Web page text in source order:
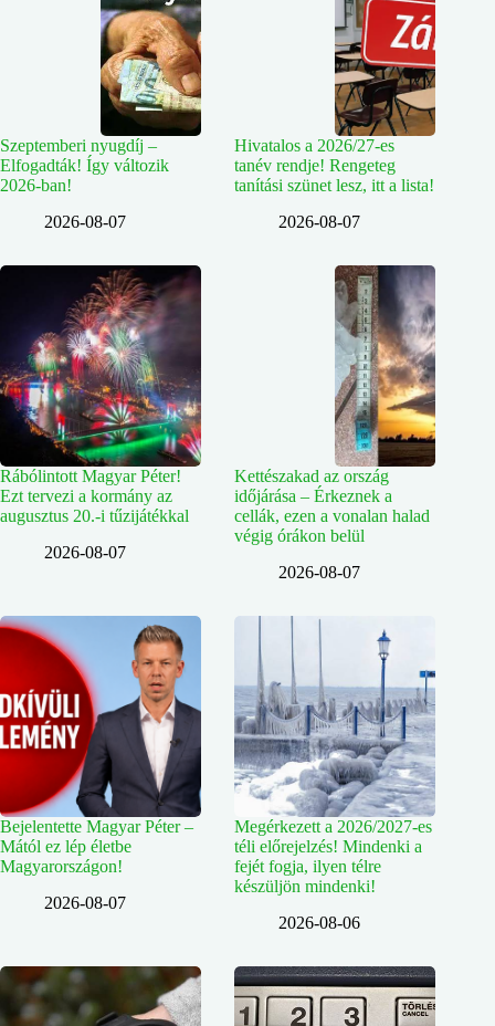
Szeptemberi nyugdíj –
Elfogadták! Így változik
2026-ban!
2026-08-07
Hivatalos a 2026/27-es
tanév rendje! Rengeteg
tanítási szünet lesz, itt a lista!
2026-08-07
Rábólintott Magyar Péter!
Ezt tervezi a kormány az
augusztus 20.-i tűzijátékkal
2026-08-07
Kettészakad az ország
időjárása – Érkeznek a
cellák, ezen a vonalan halad
végig órákon belül
2026-08-07
Bejelentette Magyar Péter –
Mától ez lép életbe
Magyarországon!
2026-08-07
Megérkezett a 2026/2027-es
téli előrejelzés! Mindenki a
fejét fogja, ilyen télre
készüljön mindenki!
2026-08-06